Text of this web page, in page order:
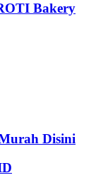
Bakery
Disini